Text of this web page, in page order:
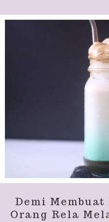
Demi
Orang Rela